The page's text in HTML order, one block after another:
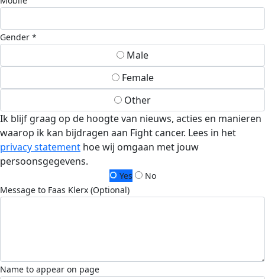
Gender *
Male
Female
Other
Ik blijf graag op de hoogte van nieuws, acties en manieren
waarop ik kan bijdragen aan Fight cancer. Lees in het
privacy statement hoe wij omgaan met jouw
persoonsgegevens.
Yes
No
Message to Faas Klerx (Optional)
Name to appear on page